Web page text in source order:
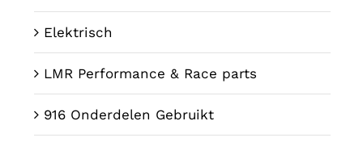
Elektrisch
LMR Performance & Race parts
916 Onderdelen Gebruikt